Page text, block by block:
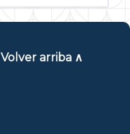
Volver arriba ∧